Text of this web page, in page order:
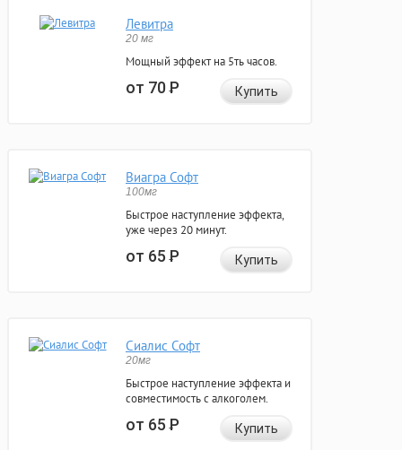
Левитра
20 мг
Мощный эффект на 5ть часов.
от 70Р Купить
Виагра Софт
100мг
Быстрое наступление эффекта,
уже через 20 минут.
от 65Р Купить
Сиалис Софт
20мг
Быстрое наступление эффекта и
совместимость с алкоголем.
от 65Р Купить